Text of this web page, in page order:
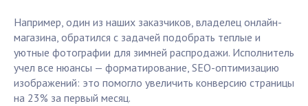
Например, один из наших заказчиков, владелец онлайн-
магазина, обратился с задачей подобрать теплые и
уютные фотографии для зимней распродажи. Исполнитель
учел все нюансы — форматирование, SEO-оптимизацию
изображений: это помогло увеличить конверсию страницы
на 23% за первый месяц.